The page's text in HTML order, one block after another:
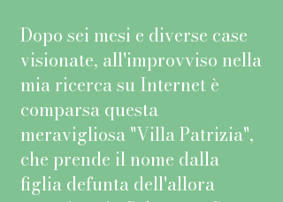
Dopo sei mesi e diverse case
visionate, all'improvviso nella
mia ricerca su Internet è
comparsa questa
meravigliosa "Villa Patrizia",
che prende il nome dalla
figlia defunta dell'allora